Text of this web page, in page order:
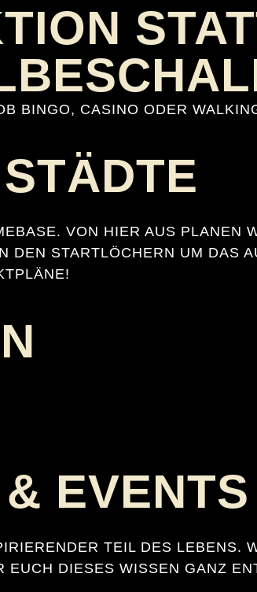
BINGO, CASINO ODER
VON HIER AUS PLANEN
DEN STARTLÖCHERN UM DAS
EVENTS
TEIL DES LEBENS.
EUCH DIESES WISSEN GANZ